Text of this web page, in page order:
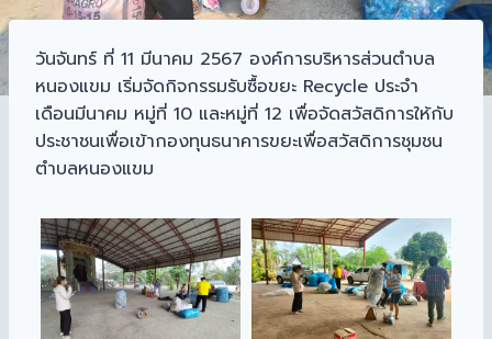
วันจันทร์ ที่ 11 มีนาคม 2567 องค์การบริหารส่วนตำบล
หนองแขม เริ่มจัดกิจกรรมรับซื้อขยะ Recycle ประจำ
เดือนมีนาคม หมู่ที่ 10 และหมู่ที่ 12 เพื่อจัดสวัสดิการให้กับ
ประชาชนเพื่อเข้ากองทุนธนาคารขยะเพื่อสวัสดิการชุมชน
ตำบลหนองแขม